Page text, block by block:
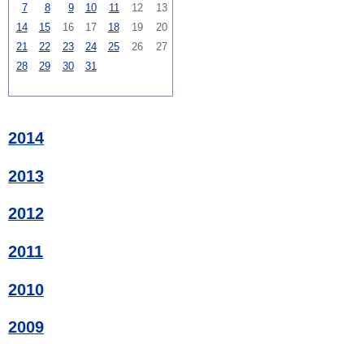
7
8 9 10 11 12
13
14
15 16 17 18 19
20
21
22 23 24 25 26
27
28
29 30 31
2014
2013
2012
2011
2010
2009